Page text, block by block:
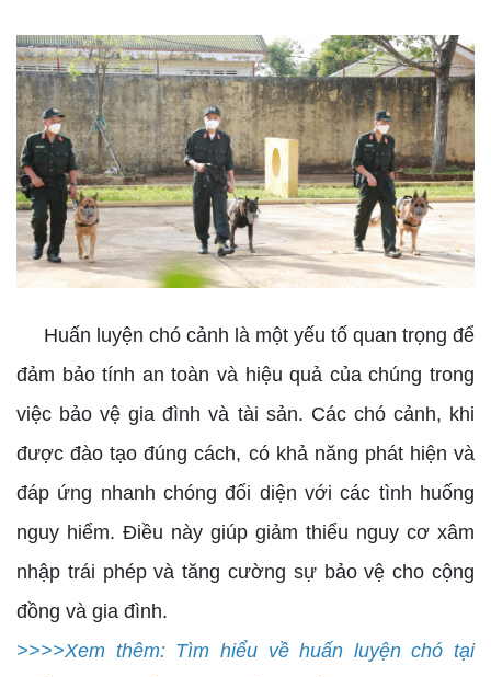
Huấn luyện chó cảnh là một yếu tố quan trọng để
đảm bảo tính an toàn và hiệu quả của chúng trong
việc bảo vệ gia đình và tài sản. Các chó cảnh, khi
được đào tạo đúng cách, có khả năng phát hiện và
đáp ứng nhanh chóng đối diện với các tình huống
nguy hiểm. Điều này giúp giảm thiểu nguy cơ xâm
nhập trái phép và tăng cường sự bảo vệ cho cộng
đồng và gia đình.
>>>>Xem thêm: Tìm hiểu về huấn luyện chó tại